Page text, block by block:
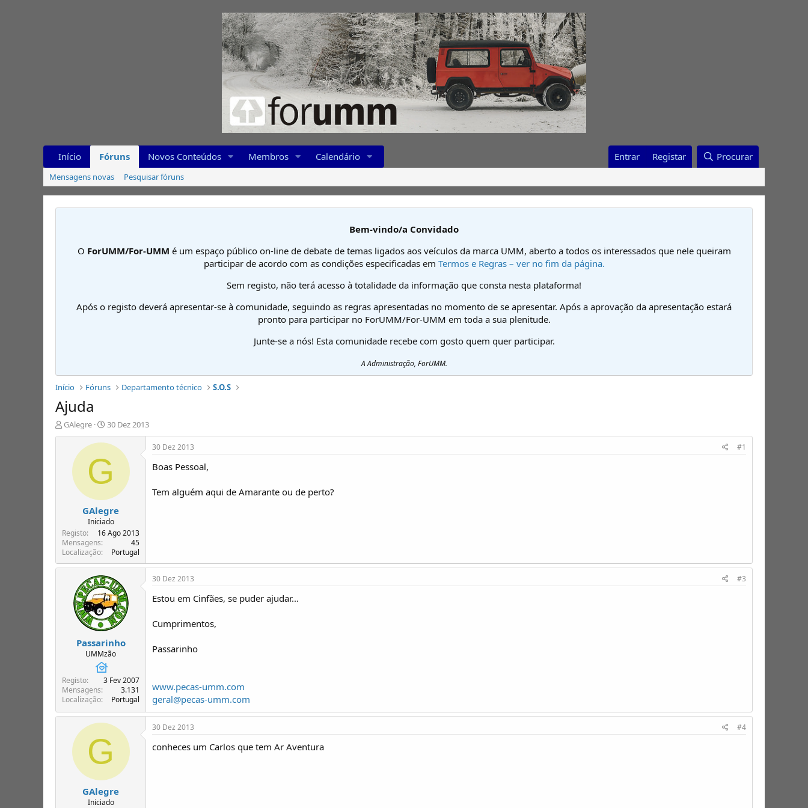
Início Fóruns Novos Conteúdos Membros Calendário Entrar Registar Procurar
Mensagens novas Pesquisar fóruns
Bem-vindo/a Convidado
O ForUMM/For-UMM é um espaço público on-line de debate de temas ligados aos veículos da marca UMM, aberto a todos os interessados que nele queiram
participar de acordo com as condições especificadas em Termos e Regras – ver no fim da página.
Sem registo, não terá acesso à totalidade da informação que consta nesta plataforma!
Após o registo deverá apresentar-se à comunidade, seguindo as regras apresentadas no momento de se apresentar. Após a aprovação da apresentação estará
pronto para participar no ForUMM/For-UMM em toda a sua plenitude.
Junte-se a nós! Esta comunidade recebe com gosto quem quer participar.
A Administração, ForUMM.
Início Fóruns Departamento técnico S.O.S
Ajuda
I
n
e
T
ó
p
GAlegre
D
a
t
d
e
n
í
c
i
30 Dez 2013
G
GAlegre
Iniciado
Registo
16 Ago 2013
Mensagens
45
Localização
Portugal
30 Dez 2013 #1
Boas Pessoal,
Tem alguém aqui de Amarante ou de perto?
Passarinho
UMMzão
Registo
3 Fev 2007
Mensagens
3.131
Localização
Portugal
30 Dez 2013 #3
Estou em Cinfães, se puder ajudar...
Cumprimentos,
Passarinho
www.pecas-umm.com
geral@pecas-umm.com
G
GAlegre
Iniciado
30 Dez 2013 #4
conheces um Carlos que tem Ar Aventura